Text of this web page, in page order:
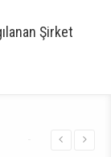
Şirket